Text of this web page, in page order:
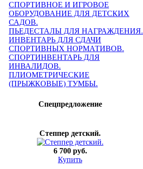
СПОРТИВНОЕ И ИГРОВОЕ
ОБОРУДОВАНИЕ ДЛЯ ДЕТСКИХ
САДОВ.
ПЬЕДЕСТАЛЫ ДЛЯ НАГРАЖДЕНИЯ.
ИНВЕНТАРЬ ДЛЯ СДАЧИ
СПОРТИВНЫХ НОРМАТИВОВ.
СПОРТИНВЕНТАРЬ ДЛЯ
ИНВАЛИДОВ.
ПЛИОМЕТРИЧЕСКИЕ
(ПРЫЖКОВЫЕ) ТУМБЫ.
Спецпредложение
Степпер детский.
6 700 руб.
Купить